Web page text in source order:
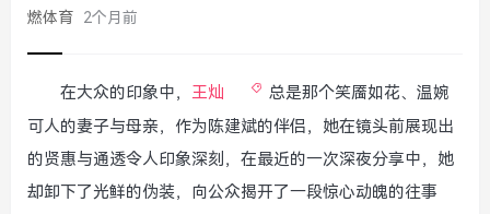
燃体育 2个月前
在大众的印象中， 王灿
总是那个笑靥如花、温婉
可人的妻子与母亲，作为陈建斌的伴侣，她在镜头前展现出
的贤惠与通透令人印象深刻，在最近的一次深夜分享中，她
却卸下了光鲜的伪装，向公众揭开了一段惊心动魄的往事